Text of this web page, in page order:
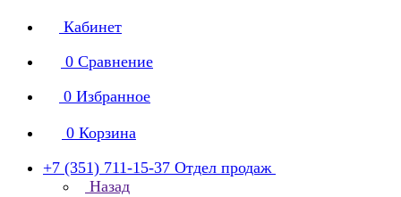
Кабинет
0 Сравнение
0 Избранное
0 Корзина
+7 (351) 711-15-37 Отдел продаж
Назад